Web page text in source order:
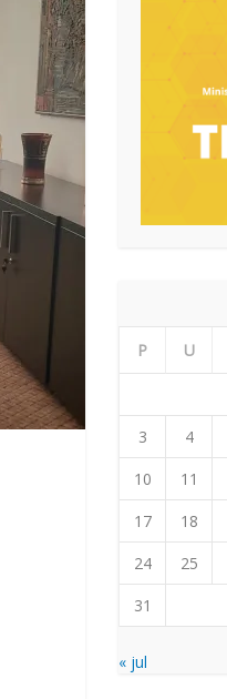
P U
3
4
10
11
17
18
24
25
31
« jul